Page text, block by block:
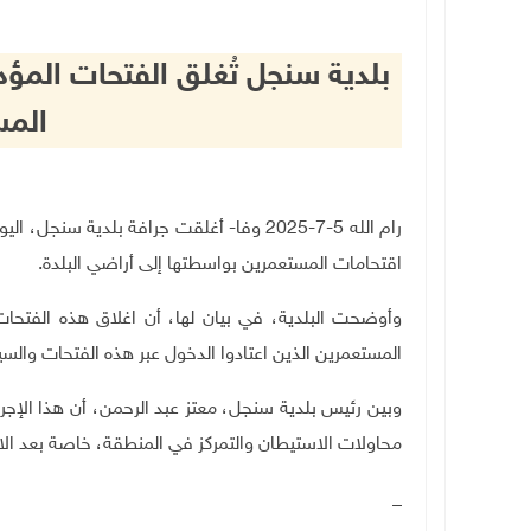
بلدية سنجل تُغلق الفتحات
رام الله 5-7-2025 وفا- أغلقت جرافة
اقتحامات المستعمرين بواسطتها إلى أراضي البلدة.
وأوضحت البلدية، في بيان لها، أن اغلاق هذه
المستعمرين الذين اعتادوا الدخول عبر هذه الفتحات
وبين رئيس بلدية سنجل، معتز عبد الرحمن، أن هذا
محاولات الاستيطان والتمركز في المنطقة، خاصة بعد
_